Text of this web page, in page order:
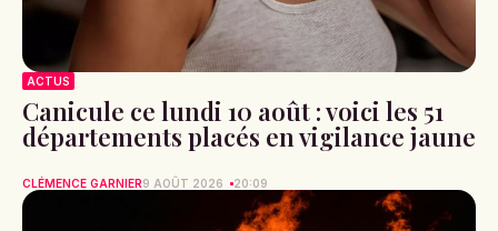
ACTUS
Canicule ce lundi 10 août : voici les 51
départements placés en vigilance jaune
CLÉMENCE GARNIER9 AOÛT 2026 20:09